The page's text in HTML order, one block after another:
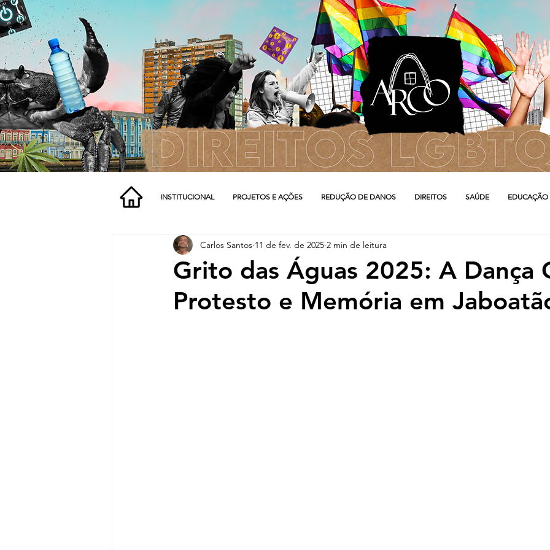
INSTITUCIONAL PROJETOS E AÇÕES REDUÇÃO DE DANOS DIREITOS SAÚDE EDUCAÇÃO
Grito das Águas 2025: A Dança
Protesto e Memória em
Carlos Santos 11 de fev. de 2025 2 min de leitura